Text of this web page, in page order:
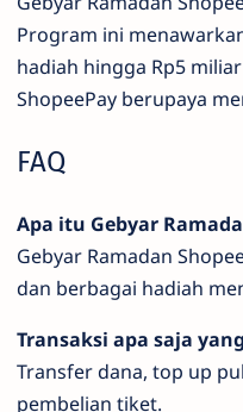
Program ini
hadiah hingga Rp5
ShopeePay berupaya
FAQ
Apa itu Gebyar
Gebyar Ramadan
dan berbagai hadiah
Transaksi apa saja
Transfer dana, top up
pembelian tiket.